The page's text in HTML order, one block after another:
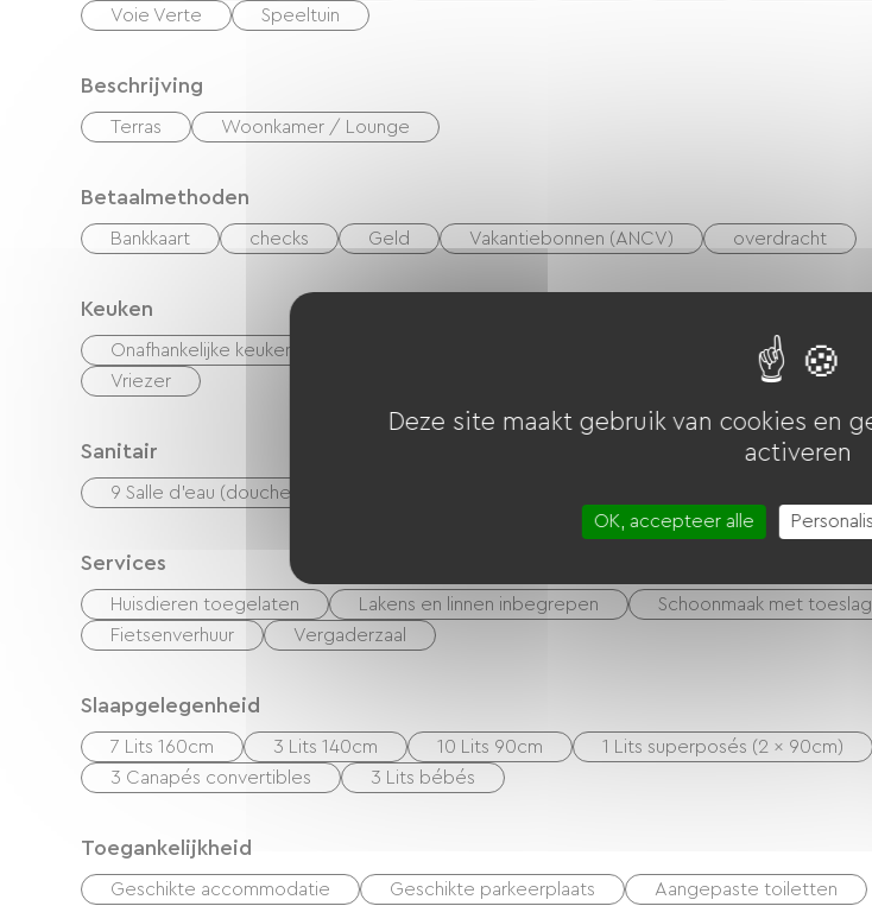
Voie Verte
Speeltuin
Beschrijving
Terras Woonkamer / Lounge
Betaalmethoden
Bankkaart checks Geld Vakantiebonnen (ANCV) overdracht
Keuken
Onafhankelijke keuken Koelkast
Vriezer
Sanitair
9 Salle d'eau (douche)
Services
Huisdieren toegelaten Lakens en linnen inbegrepen
Schoonmaak met toeslag
Fietsenverhuur
Vergaderzaal
Slaapgelegenheid
7 Lits 160cm 3 Lits 140cm 10 Lits 90cm
1 Lits superposés (2 x 90cm)
3 Canapés convertibles
3 Lits bébés
Toegankelijkheid
Geschikte accommodatie Geschikte parkeerplaats Aangepaste toiletten
Deze site maakt gebruik van cookies en
activeren
OK, accepteer alle